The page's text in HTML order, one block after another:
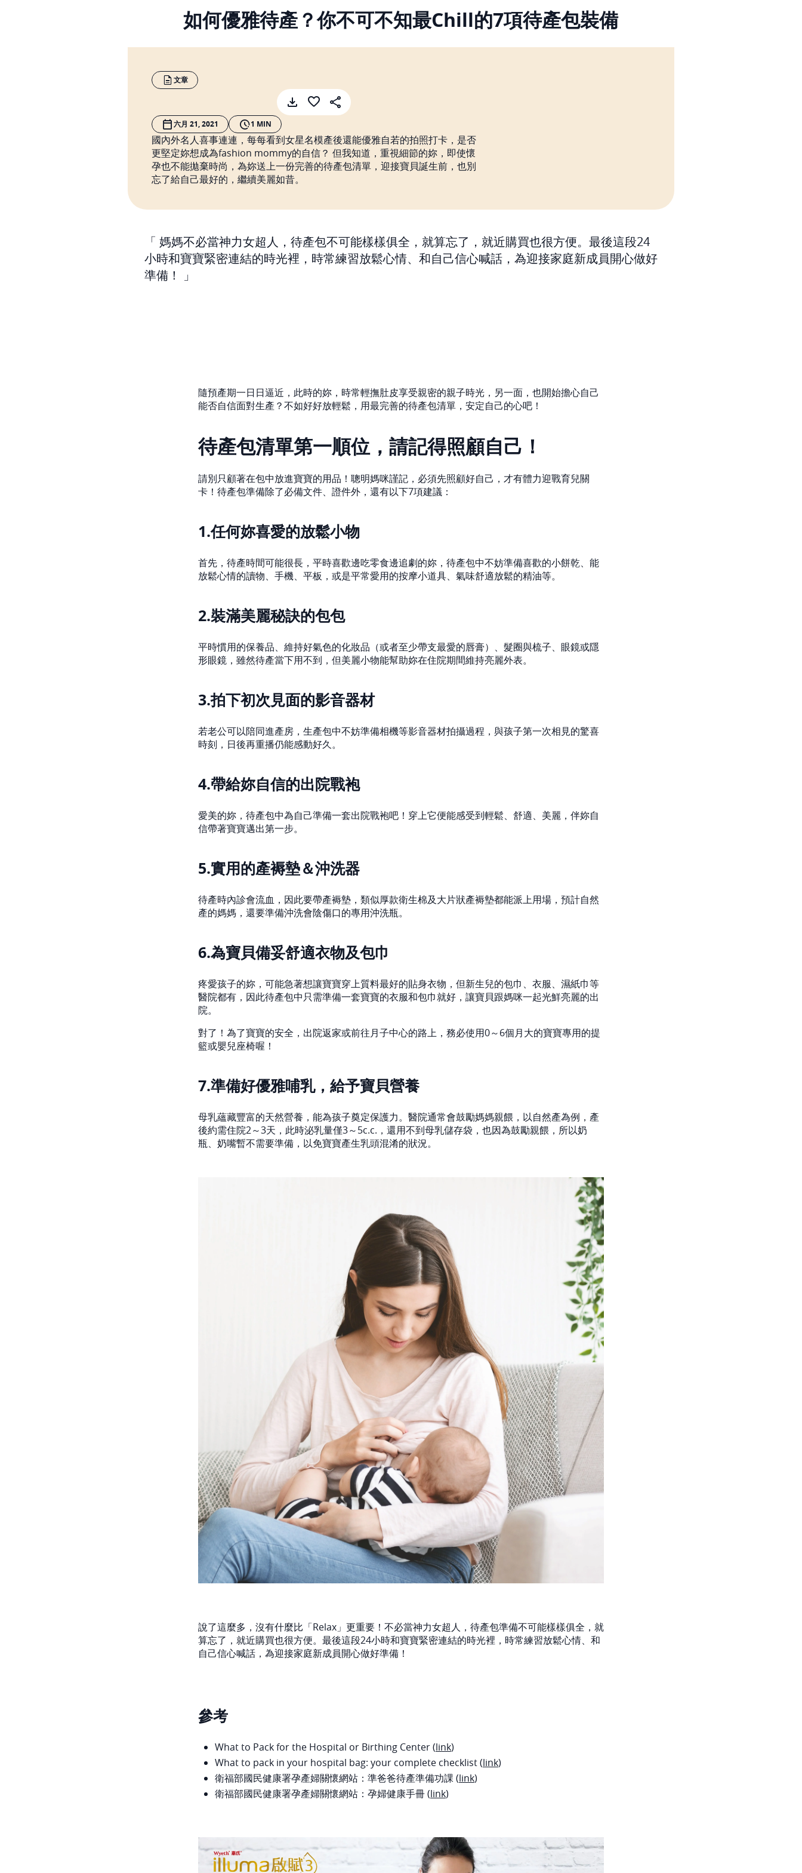
如何優雅待產？你不可不知最Chill的7項待產包裝備
文章
六月 21, 2021 1 MIN
國內外名人喜事連連，每每看到女星名模產後還能優雅自若的拍照打卡，是否
更堅定妳想成為fashion mommy的自信？ 但我知道，重視細節的妳，即使懷
孕也不能拋棄時尚，為妳送上一份完善的待產包清單，迎接寶貝誕生前，也別
忘了給自己最好的，繼續美麗如昔。
媽媽不必當神力女超人，待產包不可能樣樣俱全，就算忘了，就近購買也很方便。最後這段24
小時和寶寶緊密連結的時光裡，時常練習放鬆心情、和自己信心喊話，為迎接家庭新成員開心做好
準備！
隨預產期一日日逼近，此時的妳，時常輕撫肚皮享受親密的親子時光，另一面，也開始擔心自己
能否自信面對生產？不如好好放輕鬆，用最完善的待產包清單，安定自己的心吧！
待產包清單第一順位，請記得照顧自己！
請別只顧著在包中放進寶寶的用品！聰明媽咪謹記，必須先照顧好自己，才有體力迎戰育兒關
卡！待產包準備除了必備文件、證件外，還有以下7項建議：
1.任何妳喜愛的放鬆小物
首先，待產時間可能很長，平時喜歡邊吃零食邊追劇的妳，待產包中不妨準備喜歡的小餅乾、能
放鬆心情的讀物、手機、平板，或是平常愛用的按摩小道具、氣味舒適放鬆的精油等。
2.裝滿美麗秘訣的包包
平時慣用的保養品、維持好氣色的化妝品（或者至少帶支最愛的唇膏）、髮圈與梳子、眼鏡或隱
形眼鏡，雖然待產當下用不到，但美麗小物能幫助妳在住院期間維持亮麗外表。
3.拍下初次見面的影音器材
若老公可以陪同進產房，生產包中不妨準備相機等影音器材拍攝過程，與孩子第一次相見的驚喜
時刻，日後再重播仍能感動好久。
4.帶給妳自信的出院戰袍
愛美的妳，待產包中為自己準備一套出院戰袍吧！穿上它便能感受到輕鬆、舒適、美麗，伴妳自
信帶著寶寶邁出第一步。
5.實用的產褥墊＆沖洗器
待產時內診會流血，因此要帶產褥墊，類似厚款衛生棉及大片狀產褥墊都能派上用場，預計自然
產的媽媽，還要準備沖洗會陰傷口的專用沖洗瓶。
6.為寶貝備妥舒適衣物及包巾
疼愛孩子的妳，可能急著想讓寶寶穿上質料最好的貼身衣物，但新生兒的包巾、衣服、濕紙巾等
醫院都有，因此待產包中只需準備一套寶寶的衣服和包巾就好，讓寶貝跟媽咪一起光鮮亮麗的出
院。
對了！為了寶寶的安全，出院返家或前往月子中心的路上，務必使用0～6個月大的寶寶專用的提
籃或嬰兒座椅喔！
7.準備好優雅哺乳，給予寶貝營養
母乳蘊藏豐富的天然營養，能為孩子奠定保護力。醫院通常會鼓勵媽媽親餵，以自然產為例，產
後約需住院2～3天，此時泌乳量僅3～5c.c.，還用不到母乳儲存袋，也因為鼓勵親餵，所以奶
瓶、奶嘴暫不需要準備，以免寶寶產生乳頭混淆的狀況。
說了這麼多，沒有什麼比「Relax」更重要！不必當神力女超人，待產包準備不可能樣樣俱全，就
算忘了，就近購買也很方便。最後這段24小時和寶寶緊密連結的時光裡，時常練習放鬆心情、和
自己信心喊話，為迎接家庭新成員開心做好準備！
參考
What to Pack for the Hospital or Birthing Center (link)
What to pack in your hospital bag: your complete checklist (link)
衛福部國民健康署孕產婦關懷網站：準爸爸待產準備功課 (link)
衛福部國民健康署孕產婦關懷網站：孕婦健康手冊 (link)